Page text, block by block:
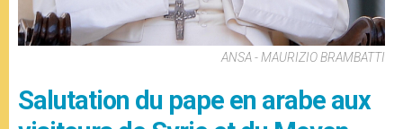
ANSA - MAURIZIO BRAMBATTI
Salutation du pape en arabe aux